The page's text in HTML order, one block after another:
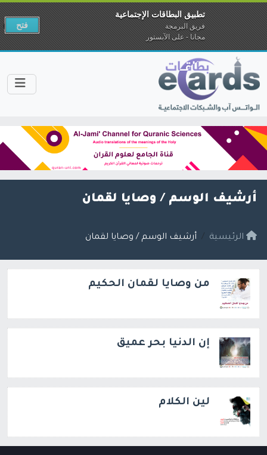
أرشيف الوسم / وصايا لقمان
الرئيسية أرشيف الوسم / وصايا لقمان
من وصايا لقمان الحكيم
إن الدنيا بحر عميق
لين الكلام
تطبيق البطاقات الإجتماعية
فريق البرمجة
مجانا - على الآبستور
فتح